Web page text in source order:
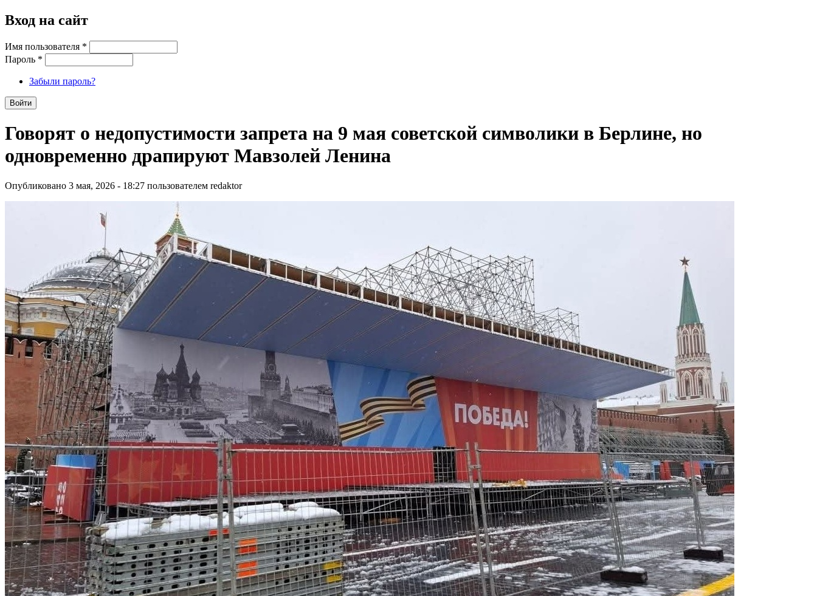
Вход на сайт
Имя пользователя *
Пароль *
Забыли пароль?
Говорят о недопустимости запрета на 9 мая советской символики в Берлине, но
одновременно драпируют Мавзолей Ленина
Опубликовано 3 мая, 2026 - 18:27 пользователем redaktor